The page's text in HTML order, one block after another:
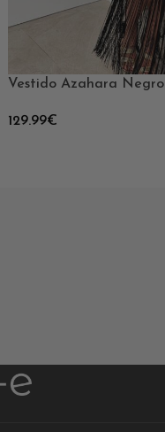
Vestido Azahara Negro
129.99€